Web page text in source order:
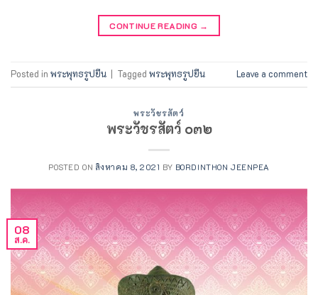
CONTINUE READING →
Posted in พระพุทธรูปยืน Tagged พระพุทธรูปยืน Leave a comment
พระวัชรสัตว์
พระวัชรสัตว์ ๐๓๒
POSTED ON สิงหาคม 8, 2021 BY BORDINTHON JEENPEA
08
ส.ค.